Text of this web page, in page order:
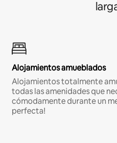
Alojamientos amueblados
Alojamientos totalmente
todas las amenidades que
cómodamente durante un
perfecta!